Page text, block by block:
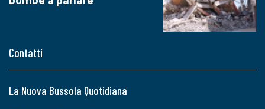
Contatti
La Nuova Bussola Quotidiana